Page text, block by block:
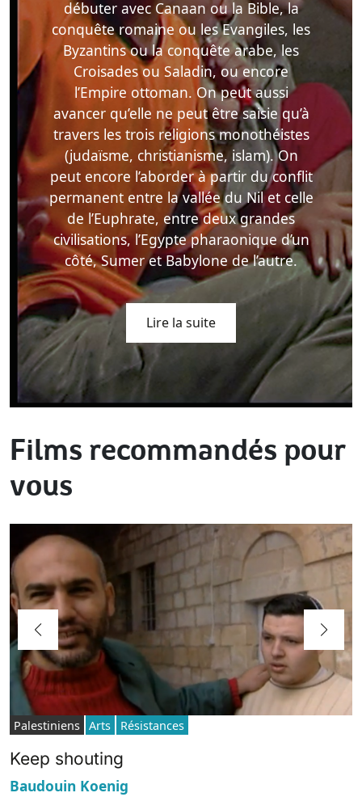
débuter avec Canaan ou la Bible, la
conquête romaine ou les Evangiles, les
Byzantins ou la conquête arabe, les
Croisades ou Saladin, ou encore
l’Empire ottoman. On peut aussi
avancer qu’elle ne peut être saisie qu’à
travers les trois religions monothéistes
(judaïsme, christianisme, islam). On
peut encore l’aborder à partir du conflit
permanent entre la vallée du Nil et celle
de l’Euphrate, entre deux grandes
civilisations, l’Egypte pharaonique d’un
côté, Sumer et Babylone de l’autre.
Lire la suite
Films recommandés pour
vous
Palestiniens Arts Résistances
Keep shouting
Baudouin Koenig